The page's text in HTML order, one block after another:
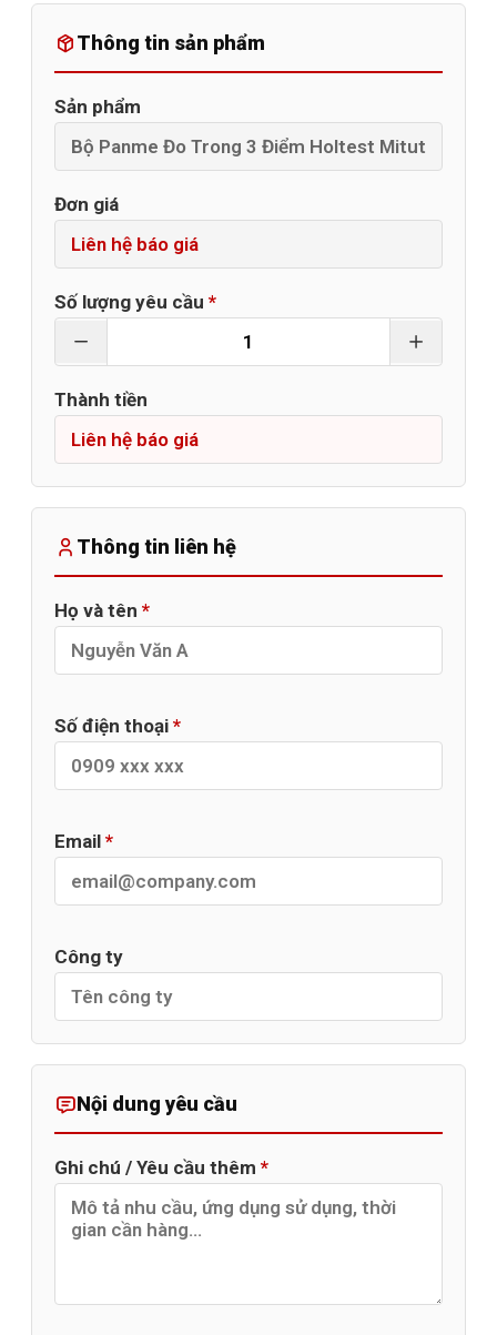
Thông tin sản phẩm
Sản phẩm
Đơn giá
Số lượng yêu cầu *
Thành tiền
Thông tin liên hệ
Họ và tên *
Số điện thoại *
Email *
Công ty
Nội dung yêu cầu
Ghi chú / Yêu cầu thêm *